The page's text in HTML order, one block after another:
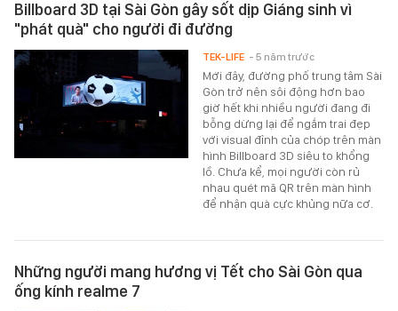
Billboard 3D tại Sài Gòn gây sốt dịp Giáng sinh vì
"phát quà" cho người đi đường
Mới đây, đường phố trung tâm Sài
Gòn trở nên sôi động hơn bao
giờ hết khi nhiều người đang đi
bỗng dừng lại để ngắm trai đẹp
với visual đỉnh của chóp trên màn
hình Billboard 3D siêu to khổng
lồ. Chưa kể, mọi người còn rủ
nhau quét mã QR trên màn hình
để nhận quà cực khủng nữa cơ.
TEK-LIFE - 5 năm trước
Những người mang hương vị Tết cho Sài Gòn qua
ống kính realme 7